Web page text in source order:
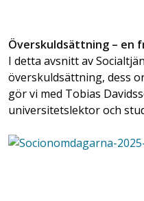
Överskuldsättning – en
I detta avsnitt av
överskuldsättning, dess
gör vi med Tobias
universitetslektor och